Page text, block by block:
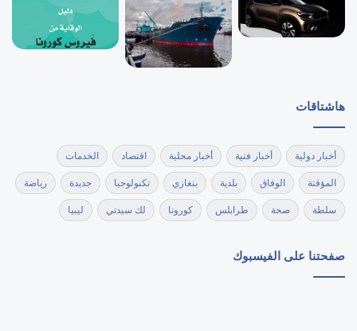
هاشتاقات
أخبار دولية أخبار فنية أخبار محلية اقتصاد الخدمات
المؤقتة الوفاق بلدية بنغازي تكنولوجيا جديدة رياضة
سلطة صحة طرابلس كورونا لك سيدتي ليبيا
صفحتنا على الفيسبوك